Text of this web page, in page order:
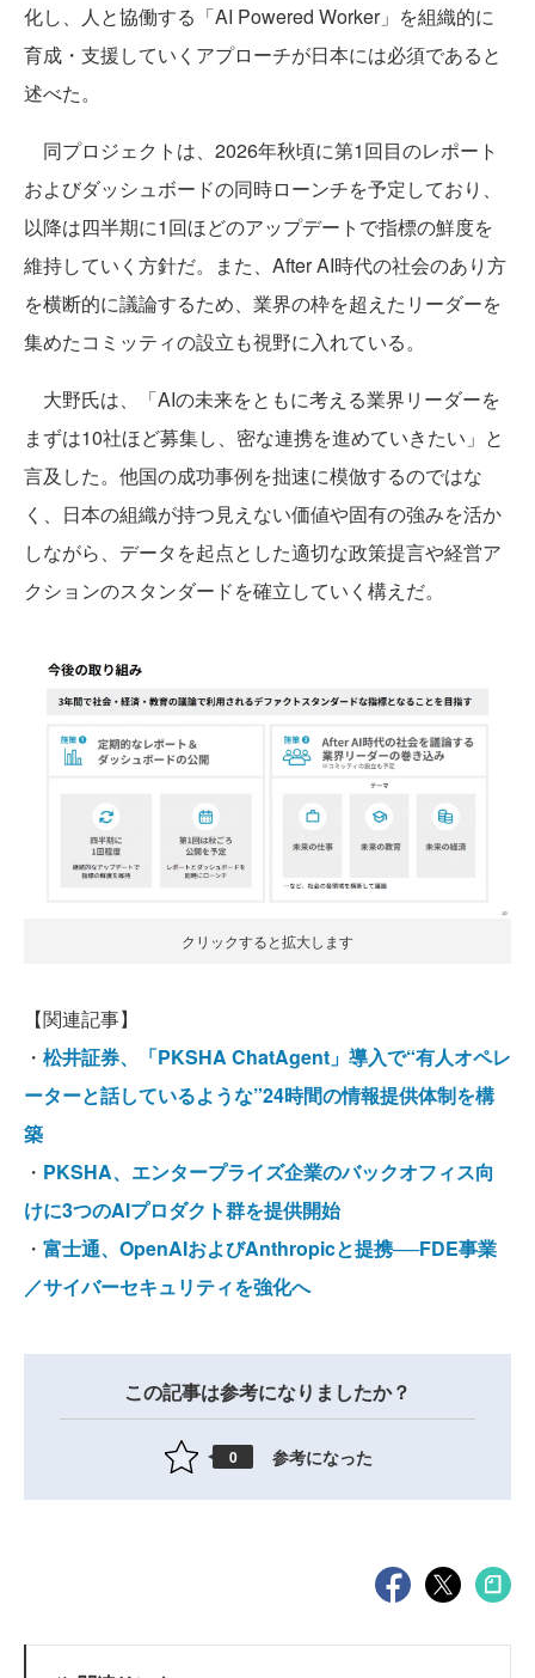
化し、人と協働する「AI Powered Worker」を組織的に
育成・支援していくアプローチが日本には必須であると
述べた。
同プロジェクトは、2026年秋頃に第1回目のレポート
およびダッシュボードの同時ローンチを予定しており、
以降は四半期に1回ほどのアップデートで指標の鮮度を
維持していく方針だ。また、After AI時代の社会のあり方
を横断的に議論するため、業界の枠を超えたリーダーを
集めたコミッティの設立も視野に入れている。
大野氏は、「AIの未来をともに考える業界リーダーを
まずは10社ほど募集し、密な連携を進めていきたい」と
言及した。他国の成功事例を拙速に模倣するのではな
く、日本の組織が持つ見えない価値や固有の強みを活か
しながら、データを起点とした適切な政策提言や経営ア
クションのスタンダードを確立していく構えだ。
クリックすると拡大します
【関連記事】
・ 松井証券、「PKSHA ChatAgent」導入で“有人オペレ
ーターと話しているような”24時間の情報提供体制を構
築
・ PKSHA、エンタープライズ企業のバックオフィス向
けに3つのAIプロダクト群を提供開始
・ 富士通、OpenAIおよびAnthropicと提携──FDE事業
／サイバーセキュリティを強化へ
この記事は参考になりましたか？
0 参考になった